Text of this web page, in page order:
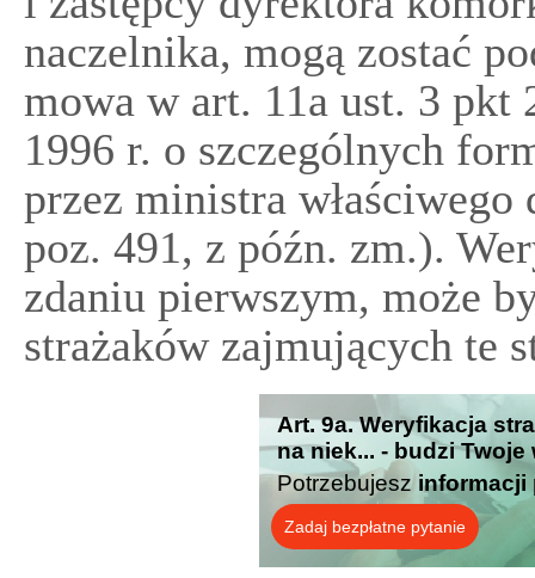
naczelnika, mogą zostać
mowa w art. 11a ust. 3 pkt
1996 r. o szczególnych
przez ministra
poz. 491, z późn. zm.).
zdaniu pierwszym, może
strażaków zajmujących te
Art. 9a. Weryfikacja
na niek... - budzi
Potrzebujesz informacji
Zadaj bezpłatne pytanie